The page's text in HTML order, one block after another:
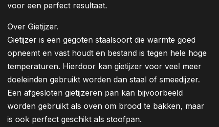
voor een perfect resultaat.
Over Gietijzer.
Gietijzer is een gegoten staalsoort die warmte goed
opneemt en vast houdt en bestand is tegen hele hoge
temperaturen. Hierdoor kan gietijzer voor veel meer
doeleinden gebruikt worden dan staal of smeedijzer.
Een afgesloten gietijzeren pan kan bijvoorbeeld
worden gebruikt als oven om brood te bakken, maar
is ook perfect geschikt als stoofpan.